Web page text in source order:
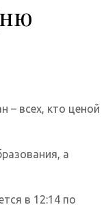
– всех, кто ценой
а
в 12:14 по